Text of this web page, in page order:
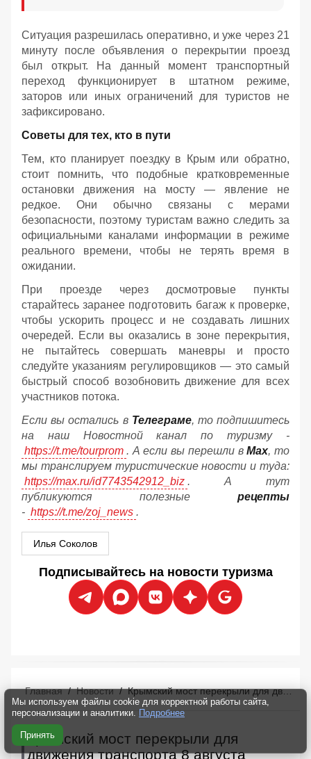
Ситуация разрешилась оперативно, и уже через 21
минуту после объявления о перекрытии проезд
был открыт. На данный момент транспортный
переход функционирует в штатном режиме,
заторов или иных ограничений для туристов не
зафиксировано.
Советы для тех, кто в пути
Тем, кто планирует поездку в Крым или обратно,
стоит помнить, что подобные кратковременные
остановки движения на мосту — явление не
редкое. Они обычно связаны с мерами
безопасности, поэтому туристам важно следить за
официальными каналами информации в режиме
реального времени, чтобы не терять время в
ожидании.
При проезде через досмотровые пункты
старайтесь заранее подготовить багаж к проверке,
чтобы ускорить процесс и не создавать лишних
очередей. Если вы оказались в зоне перекрытия,
не пытайтесь совершать маневры и просто
следуйте указаниям регулировщиков — это самый
быстрый способ возобновить движение для всех
участников потока.
Если вы остались в Телеграме, то подпишитесь
на наш Новостной канал по туризму -
https://t.me/tourprom . А если вы перешли вМах, то
мы транслируем туристические новости и туда:
https://max.ru/id7743542912_biz . А тут
публикуются полезные рецепты
- https://t.me/zoj_news .
Илья Соколов
Подписывайтесь на новости туризма
Главная / Новости / Крымский мост перекрыли для движения транспорта 8 августа
Крымский мост перекрыли для
движения транспорта 8 августа
Мы используем файлы cookie для корректной работы сайта,
персонализации и аналитики. Подробнее
Принять